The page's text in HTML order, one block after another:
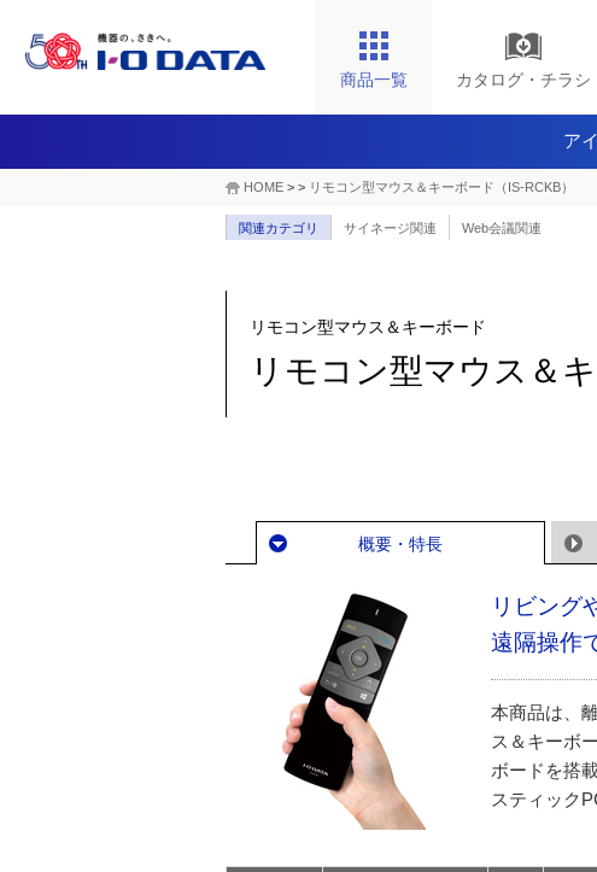
商品一覧 カタログ・チラシ
ア
HOME > > リモコン型マウス＆キーボード（IS-RCKB）
関連カテゴリ サイネージ関連 Web会議関連
リモコン型マウス＆キーボード
リモコン型マウス＆
概要・特長
リビング
遠隔操作
本商品は、
ス＆キーボ
ボードを搭
スティック